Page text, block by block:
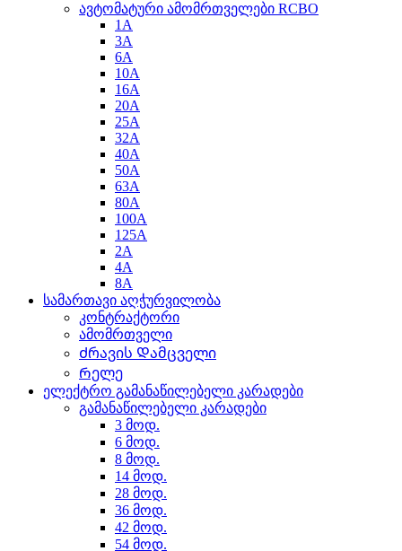
ავტომატური ამომრთველები RCBO
1A
3A
6A
10A
16A
20A
25A
32A
40A
50A
63A
80A
100A
125A
2A
4A
8A
სამართავი აღჭურვილობა
კონტრაქტორი
ამომრთველი
Ძრავის Დამცველი
Რელე
ელექტრო გამანაწილებელი კარადები
გამანაწილებელი კარადები
3 მოდ.
6 მოდ.
8 მოდ.
14 მოდ.
28 მოდ.
36 მოდ.
42 მოდ.
54 მოდ.